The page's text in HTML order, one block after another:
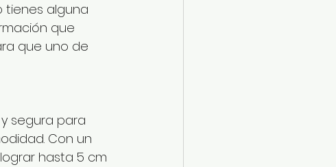
tienes alguna
que
que uno de
segura para
Con un
hasta 5 cm